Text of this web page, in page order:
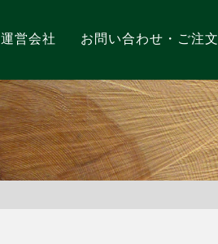
運営会社 お問い合わせ・ご注文